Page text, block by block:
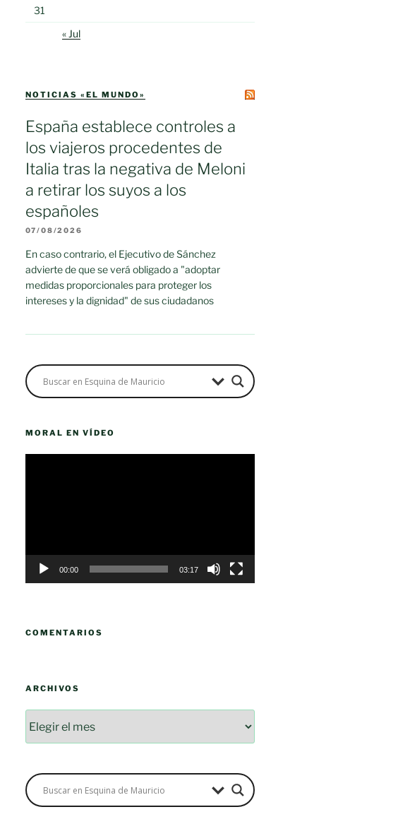
31
« Jul
NOTICIAS «EL MUNDO»
España establece controles a
los viajeros procedentes de
Italia tras la negativa de Meloni
a retirar los suyos a los
españoles
07/08/2026
En caso contrario, el Ejecutivo de Sánchez
advierte de que se verá obligado a "adoptar
medidas proporcionales para proteger los
intereses y la dignidad" de sus ciudadanos
MORAL EN VÍDEO
00:00 03:17
COMENTARIOS
ARCHIVOS